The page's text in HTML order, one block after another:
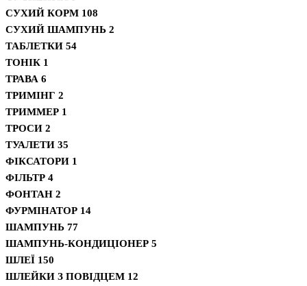
СУХИЙ КОРМ 108
СУХИЙ ШАМПУНЬ 2
ТАБЛЕТКИ 54
ТОНІК 1
ТРАВА 6
ТРИМІНГ 2
ТРИММЕР 1
ТРОСИ 2
ТУАЛЕТИ 35
ФІКСАТОРИ 1
ФІЛЬТР 4
ФОНТАН 2
ФУРМІНАТОР 14
ШАМПУНЬ 77
ШАМПУНЬ-КОНДИЦІОНЕР 5
ШЛЕЇ 150
ШЛЕЙКИ З ПОВІДЦЕМ 12